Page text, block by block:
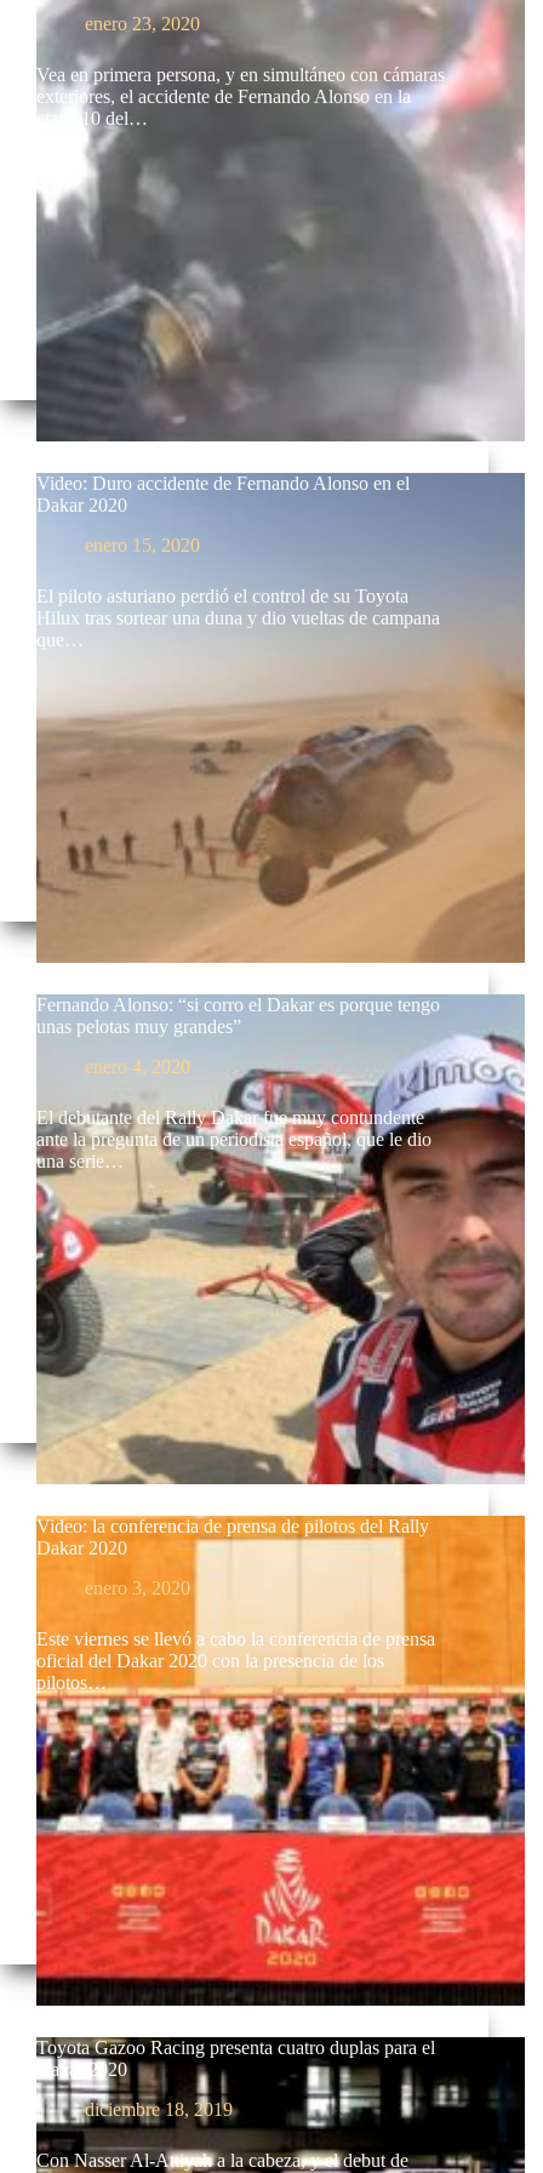
enero 23, 2020
Vea en primera persona, y en simultáneo con cámaras
exteriores, el accidente de Fernando Alonso en la
etapa 10 del…
Video: Duro accidente de Fernando Alonso en el
Dakar 2020
enero 15, 2020
El piloto asturiano perdió el control de su Toyota
Hilux tras sortear una duna y dio vueltas de campana
que…
Fernando Alonso: “si corro el Dakar es porque tengo
unas pelotas muy grandes”
enero 4, 2020
El debutante del Rally Dakar fue muy contundente
ante la pregunta de un periodista español, que le dio
una serie…
Video: la conferencia de prensa de pilotos del Rally
Dakar 2020
enero 3, 2020
Este viernes se llevó a cabo la conferencia de prensa
oficial del Dakar 2020 con la presencia de los
pilotos…
Toyota Gazoo Racing presenta cuatro duplas para el
Dakar 2020
diciembre 18, 2019
Con Nasser Al-Attiyah a la cabeza, y el debut de